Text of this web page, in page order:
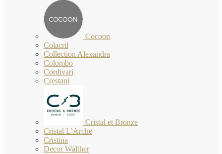
Cocoon
Colacril
Collection Alexandra
Colombo
Cordivari
Crestani
Cristal et Bronze
Cristal L’Arche
Cristina
Decor Walther